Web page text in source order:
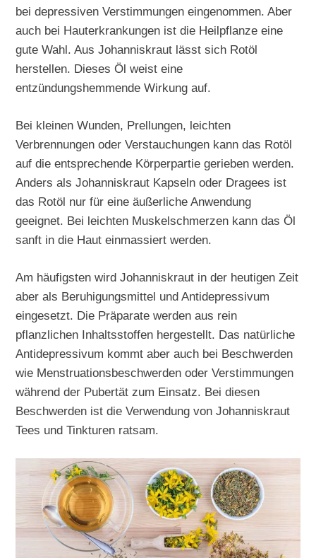
bei depressiven Verstimmungen eingenommen. Aber
auch bei Hauterkrankungen ist die Heilpflanze eine
gute Wahl. Aus Johanniskraut lässt sich Rotöl
herstellen. Dieses Öl weist eine
entzündungshemmende Wirkung auf.
Bei kleinen Wunden, Prellungen, leichten
Verbrennungen oder Verstauchungen kann das Rotöl
auf die entsprechende Körperpartie gerieben werden.
Anders als Johanniskraut Kapseln oder Dragees ist
das Rotöl nur für eine äußerliche Anwendung
geeignet. Bei leichten Muskelschmerzen kann das Öl
sanft in die Haut einmassiert werden.
Am häufigsten wird Johanniskraut in der heutigen Zeit
aber als Beruhigungsmittel und Antidepressivum
eingesetzt. Die Präparate werden aus rein
pflanzlichen Inhaltsstoffen hergestellt. Das natürliche
Antidepressivum kommt aber auch bei Beschwerden
wie Menstruationsbeschwerden oder Verstimmungen
während der Pubertät zum Einsatz. Bei diesen
Beschwerden ist die Verwendung von Johanniskraut
Tees und Tinkturen ratsam.